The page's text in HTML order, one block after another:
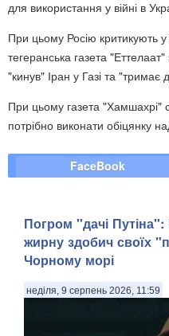
для використання у війні в
При цьому Росію критикують
тегеранська газета
"кинув" Іран у Газі та "тримає
При цьому газета
потрібно виконати обіцянку
FaceBook
Погром "дачі
жирну здобич своїх
Чорному морі
неділя, 9 серпень 2026, 11:59